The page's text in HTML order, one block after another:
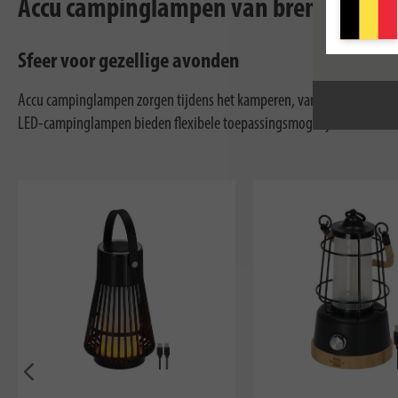
Accu campinglampen van
Sfeer voor gezellige avonden
Accu campinglampen zorgen tijdens het kamperen, vanlife of in de
LED-campinglampen bieden flexibele toepassingsmogelijkheden.